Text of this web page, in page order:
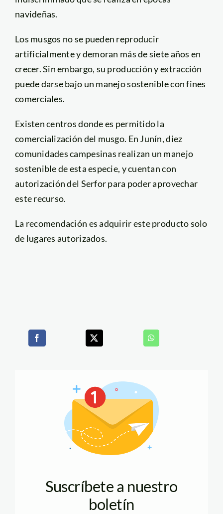
navideñas.
Los musgos no se pueden reproducir
artificialmente y demoran más de siete años en
crecer. Sin embargo, su producción y extracción
puede darse bajo un manejo sostenible con fines
comerciales.
Existen centros donde es permitido la
comercialización del musgo. En Junín, diez
comunidades campesinas realizan un manejo
sostenible de esta especie, y cuentan con
autorización del Serfor para poder aprovechar
este recurso.
La recomendación es adquirir este producto solo
de lugares autorizados.
Suscríbete a nuestro
boletín